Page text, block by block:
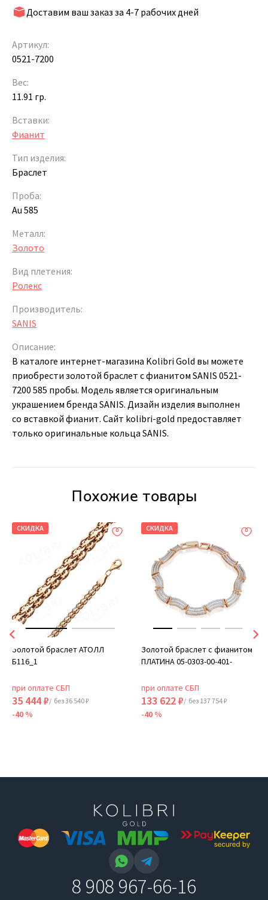
Доставим ваш заказ за 4-7 рабочих дней
Артикул:
0521-7200
Вес:
11.91 гр.
Вставки:
Фианит
Тип изделия:
Браслет
Проба:
Au 585
Металл:
Золото
Вид плетения:
Ролекс
Производитель:
SANIS
Описание:
В каталоге интернет-магазина Kolibri Gold вы можете
приобрести золотой браслет с фианитом SANIS 0521-
7200 585 пробы. Модель является оригинальным
украшением бренда SANIS. Дизайн изделия выполнен
со вставкой фианит. Сайт kolibri-gold предоставляет
только оригинальные кольца SANIS.
Похожие товары
СКИДКА
Золотой браслет АТОЛЛ
Б116_1
при оплате СБП
35 444 ₽/ без 36 540 ₽
-40 %
СКИДКА
Золотой браслет с фианитом
ПЛАТИНА 05-0303-00-401-
при оплате СБП
133 622 ₽/ без 137 754 ₽
-40 %
8 908 967-66-16